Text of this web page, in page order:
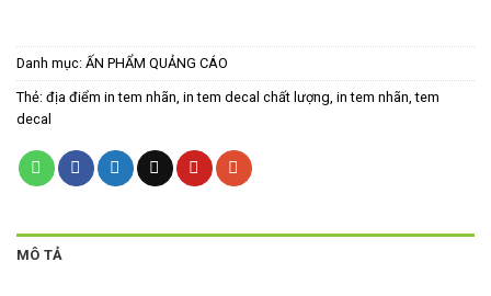
Danh mục: ẤN PHẨM QUẢNG CÁO
Thẻ: địa điểm in tem nhãn in tem decal chất lượng in tem nhãn ,tem
decal
MÔ TẢ